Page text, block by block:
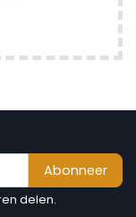
Abonneer
delen.